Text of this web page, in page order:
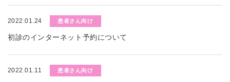
2022.01.24 患者さん向け
初診のインターネット予約について
2022.01.11 患者さん向け